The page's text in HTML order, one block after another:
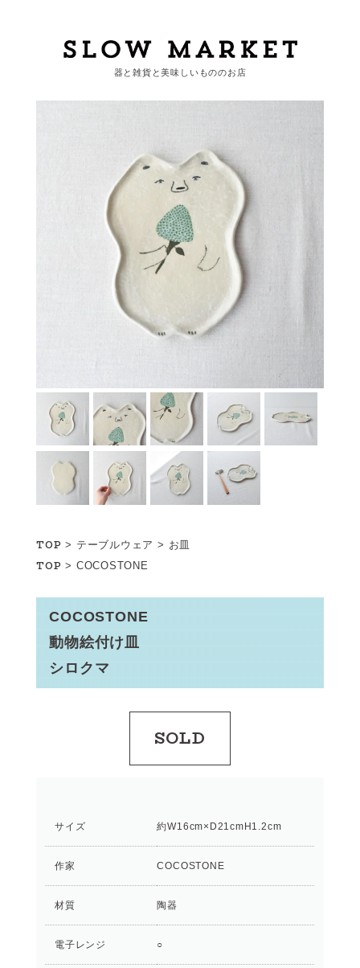
カートを見る
カテゴリーから探す
作家・ブランドから探す
支払 配送について
お問い合わせ
器と雑貨と美味しいもののお店
TOP > テーブルウェア > お皿
TOP > COCOSTONE
COCOSTONE
動物絵付け皿
シロクマ
SOLD
サイズ 約W16cm×D21cmH1.2cm
作家 COCOSTONE
材質 陶器
電子レンジ ○